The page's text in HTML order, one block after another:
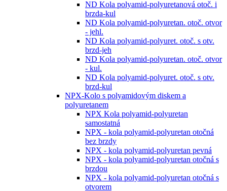
ND Kola polyamid-polyuretanová otoč. i
brzda-kul
ND Kola polyamid-polyuretan. otoč. otvor
- jehl.
ND Kola polyamid-polyuret. otoč. s otv.
brzd-jeh
ND Kola polyamid-polyuretan. otoč. otvor
- kul.
ND Kola polyamid-polyuret. otoč. s otv.
brzd-kul
NPX-Kolo s polyamidovým diskem a
polyuretanem
NPX Kola polyamid-polyuretan
samostatná
NPX - kola polyamid-polyuretan otočná
bez brzdy
NPX - kola polyamid-polyuretan pevná
NPX - kola polyamid-polyuretan otočná s
brzdou
NPX - kola polyamid-polyuretan otočná s
otvorem